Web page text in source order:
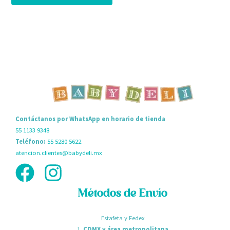
Contáctanos por WhatsApp en horario de tienda
55 1133 9348
Teléfono: 55 5280 5622
atencion.clientes@babydeli.mx
Métodos de Envío
Estafeta y Fedex